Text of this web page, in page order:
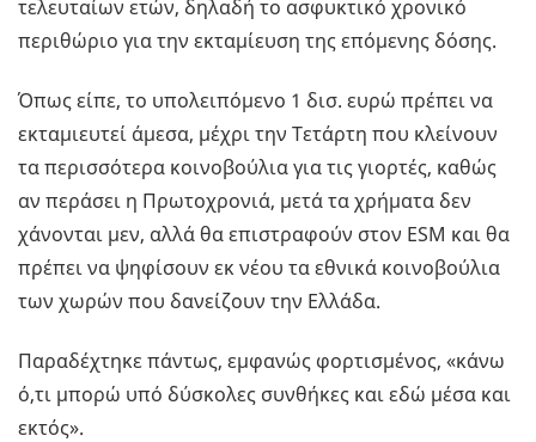
τελευταίων ετών, δηλαδή το ασφυκτικό χρονικό
περιθώριο για την εκταμίευση της επόμενης δόσης.
Όπως είπε, το υπολειπόμενο 1 δισ. ευρώ πρέπει να
εκταμιευτεί άμεσα, μέχρι την Τετάρτη που κλείνουν
τα περισσότερα κοινοβούλια για τις γιορτές, καθώς
αν περάσει η Πρωτοχρονιά, μετά τα χρήματα δεν
χάνονται μεν, αλλά θα επιστραφούν στον ESM και θα
πρέπει να ψηφίσουν εκ νέου τα εθνικά κοινοβούλια
των χωρών που δανείζουν την Ελλάδα.
Παραδέχτηκε πάντως, εμφανώς φορτισμένος, «κάνω
ό,τι μπορώ υπό δύσκολες συνθήκες και εδώ μέσα και
εκτός».